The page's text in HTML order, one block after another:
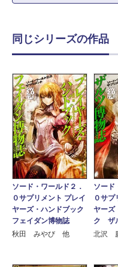
同じシリーズの作品
ソード・ワールド２．
０サプリメント プレイ
ヤーズ・ハンドブック
フェイダン博物誌
秋田 みやび 他
ソード
０サプ
ヤーズ
ク ザ
北沢